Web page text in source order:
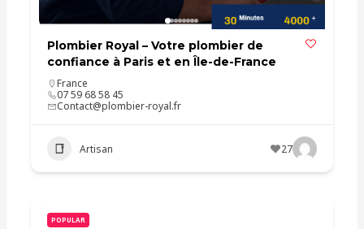
Plombier Royal – Votre plombier de
confiance à Paris et en Île-de-France
France
07 59 68 58 45
Contact@plombier-royal.fr
Artisan 27
POPULAR